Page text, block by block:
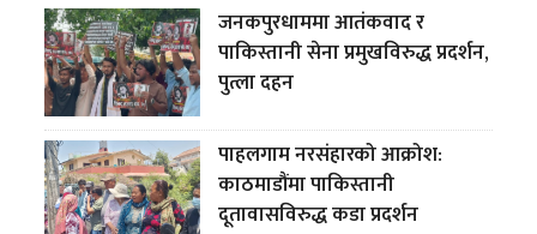
जनकपुरधाममा आतंकवाद र
पाकिस्तानी सेना प्रमुखविरुद्ध प्रदर्शन,
पुत्ला दहन
पाहलगाम नरसंहारको आक्रोश:
काठमाडौंमा पाकिस्तानी
दूतावासविरुद्ध कडा प्रदर्शन